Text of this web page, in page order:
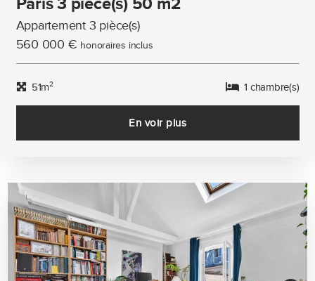
Appartement 3 pièce(s)
560 000 € honoraires inclus
51m² 1 chambre(s)
En voir plus